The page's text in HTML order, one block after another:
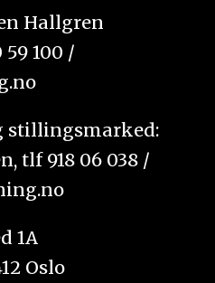
Hallgren
100 /
stillingsmarked:
tlf 918 06 038 /
1A
Oslo